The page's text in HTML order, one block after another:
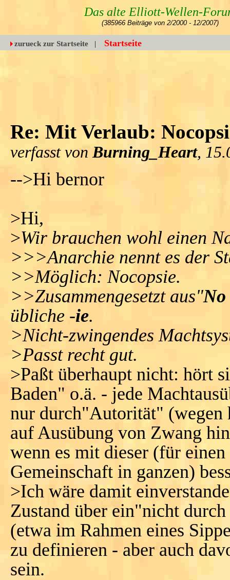
Das alte Elliott-Wellen-
(385966 Beiträge von 2/2000 - 12/2007)
zurueck zur Startseite | Startseite
Re: Mit Verlaub:
verfasst vonBurning_Heart,
-->Hi bernor
>Hi,
>Wir brauchen wohl einen
>>>Anarchie nennt es der
>>Möglich: Nocopsie.
>>Zusammengesetzt aus"No
übliche -ie.
>Nicht-zwingendes
>Passt recht gut.
>Paßt überhaupt nicht: hört
Baden" o.ä. - jede
nur durch"Autorität" (wegen
auf Ausübung von Zwang
wenn es mit dieser (für
Gemeinschaft in ganzen)
>Ich wäre damit
Zustand über ein"nicht
(etwa im Rahmen eines
zu definieren - aber auch
sein.